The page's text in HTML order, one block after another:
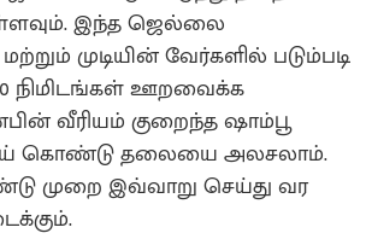
இந்த ஜெல்லை
முடியின் வேர்களில் படும்படி
நிமிடங்கள் ஊறவைக்க
வீரியம் குறைந்த ஷாம்பூ
கொண்டு தலையை அலசலாம்.
முறை இவ்வாறு செய்து வர